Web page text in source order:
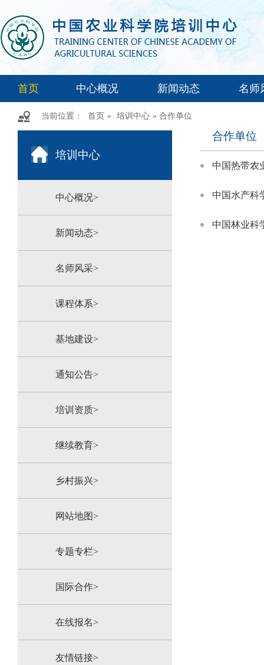
首页 中心概况 新闻动态 名师
当前位置： 首页 » 培训中心 » 合作单位
培训中心
中心概况>
新闻动态>
名师风采>
课程体系>
基地建设>
通知公告>
培训资质>
继续教育>
乡村振兴>
网站地图>
专题专栏>
国际合作>
在线报名>
友情链接>
合作单位
中国热带农
中国水产科
中国林业科